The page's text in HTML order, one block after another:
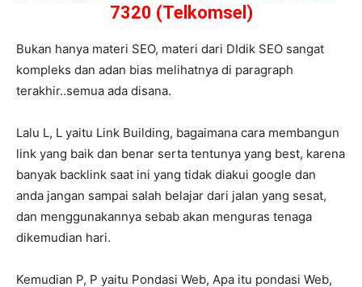
7320 (Telkomsel)
Bukan hanya materi SEO, materi dari DIdik SEO sangat
kompleks dan adan bias melihatnya di paragraph
terakhir..semua ada disana.
Lalu L, L yaitu Link Building, bagaimana cara membangun
link yang baik dan benar serta tentunya yang best, karena
banyak backlink saat ini yang tidak diakui google dan
anda jangan sampai salah belajar dari jalan yang sesat,
dan menggunakannya sebab akan menguras tenaga
dikemudian hari.
Kemudian P, P yaitu Pondasi Web, Apa itu pondasi Web,